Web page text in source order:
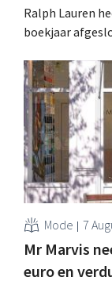
Ralph Lauren
boekjaar
is dan een jaar
verhoogt het
volledige
Mode 7
Mr Marvis
euro en